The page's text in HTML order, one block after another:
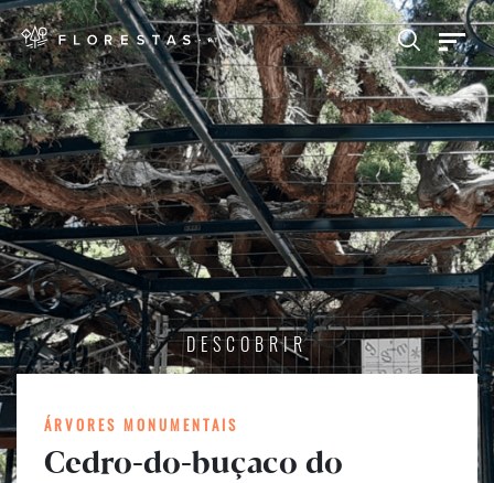
DESCOBRIR
ÁRVORES MONUMENTAIS
Cedro-do-buçaco do